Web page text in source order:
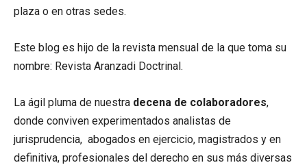
plaza o en otras sedes.
Este blog es hijo de la revista mensual de la que toma su
nombre: Revista Aranzadi Doctrinal.
La ágil pluma de nuestra decena de colaboradores,
donde conviven experimentados analistas de
jurisprudencia, abogados en ejercicio, magistrados y en
definitiva, profesionales del derecho en sus más diversas